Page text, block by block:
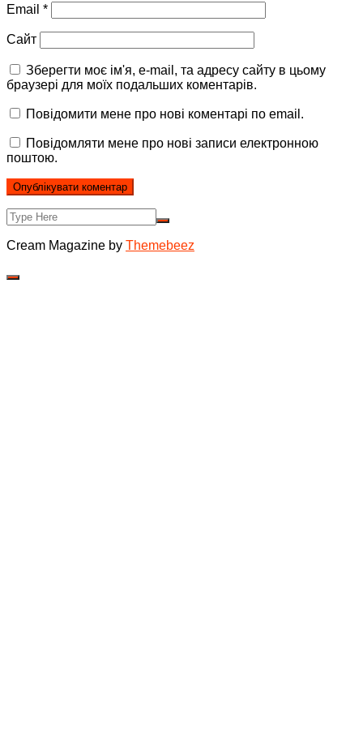
Email *
Сайт
Зберегти моє ім'я, e-mail, та адресу сайту в цьому
браузері для моїх подальших коментарів.
Повідомити мене про нові коментарі по email.
Повідомляти мене про нові записи електронною
поштою.
Cream Magazine by Themebeez